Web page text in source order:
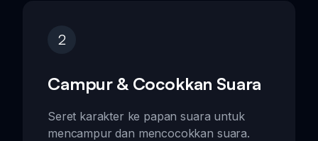
2
Campur & Cocokkan Suara
Seret karakter ke papan suara untuk
mencampur dan mencocokkan suara.